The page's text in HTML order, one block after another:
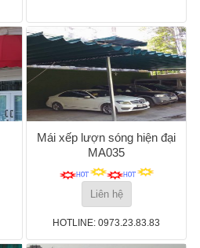
Mái xếp lượn sóng hiện đại
MA035
Liên hệ
HOTLINE: 0973.23.83.83